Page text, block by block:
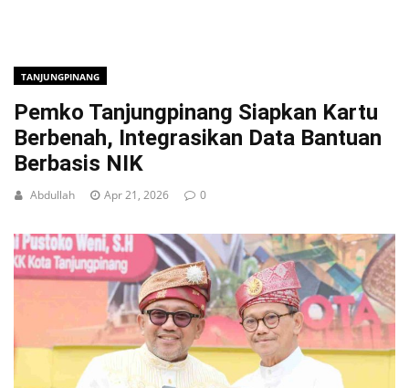
TANJUNGPINANG
Pemko Tanjungpinang Siapkan Kartu
Berbenah, Integrasikan Data Bantuan
Berbasis NIK
Abdullah Apr 21, 2026 0